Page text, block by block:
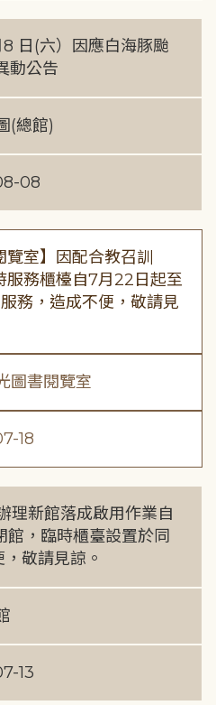
8 日(六）因應白海豚颱
動公告
(總館)
08
覽室】因配合教召訓
服務櫃檯自7月22日起至
務，造成不便，敬請見
圖書閱覽室
18
理新館落成啟用作業自
館，臨時櫃臺設置於同
敬請見諒。
13